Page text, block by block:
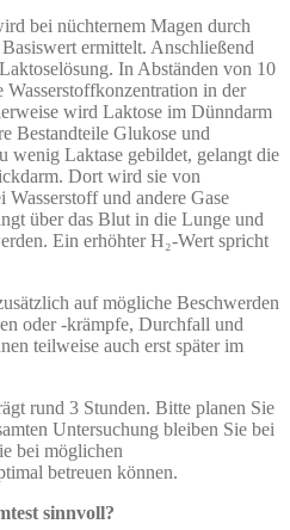
bei nüchternem Magen durch
ermittelt. Anschließend
In Abständen von 10
in der
wird Laktose im Dünndarm
Bestandteile Glukose und
wenig Laktase gebildet, gelangt die
Dort wird sie von
und andere Gase
über das Blut in die Lunge und
Ein erhöhter H₂-Wert spricht
auf mögliche Beschwerden
oder -krämpfe, Durchfall und
teilweise auch erst später im
rund 3 Stunden. Bitte planen Sie
Untersuchung bleiben Sie bei
bei möglichen
betreuen können.
sinnvoll?